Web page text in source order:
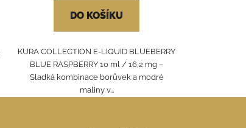
DO KOŠÍKU
KURA COLLECTION E-LIQUID BLUEBERRY
BLUE RASPBERRY 10 ml / 16,2 mg –
Sladká kombinace borůvek a modré
maliny v...